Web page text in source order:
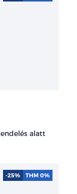
alatt
-25% THM 0%